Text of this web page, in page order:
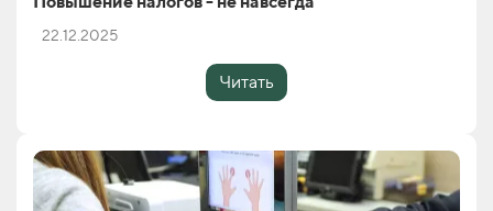
22.12.2025
Читать